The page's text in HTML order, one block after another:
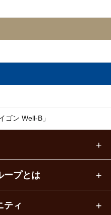
ゴン Well-B」
ープとは
ティ